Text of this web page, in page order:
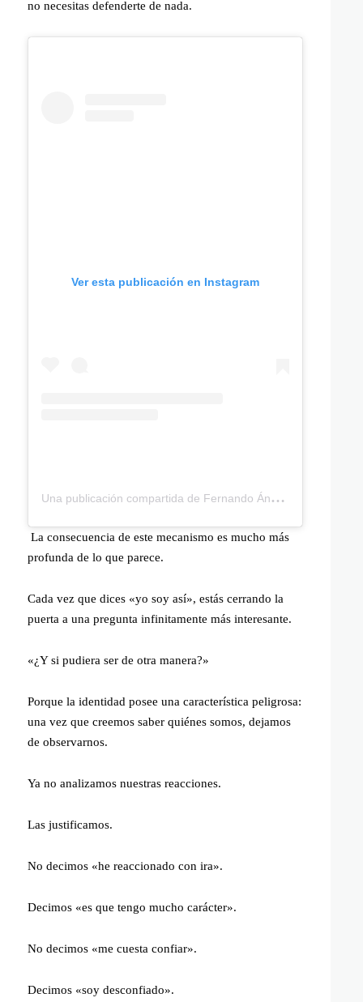
no necesitas defenderte de nada.
Ver esta publicación en Instagram
U
na publicación compartida de Fernando Ángel Coronado (@fernandoangelcoronado)
La consecuencia de este mecanismo es mucho más
profunda de lo que parece.
Cada vez que dices «yo soy así», estás cerrando la
puerta a una pregunta infinitamente más interesante.
«¿Y si pudiera ser de otra manera?»
Porque la identidad posee una característica peligrosa:
una vez que creemos saber quiénes somos, dejamos
de observarnos.
Ya no analizamos nuestras reacciones.
Las justificamos.
No decimos «he reaccionado con ira».
Decimos «es que tengo mucho carácter».
No decimos «me cuesta confiar».
Decimos «soy desconfiado».